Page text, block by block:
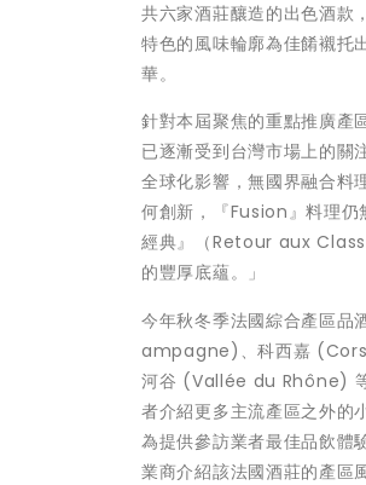
共六家酒莊釀造的出色酒款
特色的風味輪廓為佳餚襯托
華。
針對本屆聚焦的重點推廣
已逐漸受到台灣市場上的關
全球化影響，無國界融合料
何創新，『Fusion』料理仍
經典』（Retour aux
的豐厚底蘊。」
今年秋冬季法國綜合產區
ampagne)、科西嘉
河谷 (Vallée du Rhône) 等
者介紹更多主流產區之外的
為提供參訪業者最佳品飲體
業商介紹該法國酒莊的產區